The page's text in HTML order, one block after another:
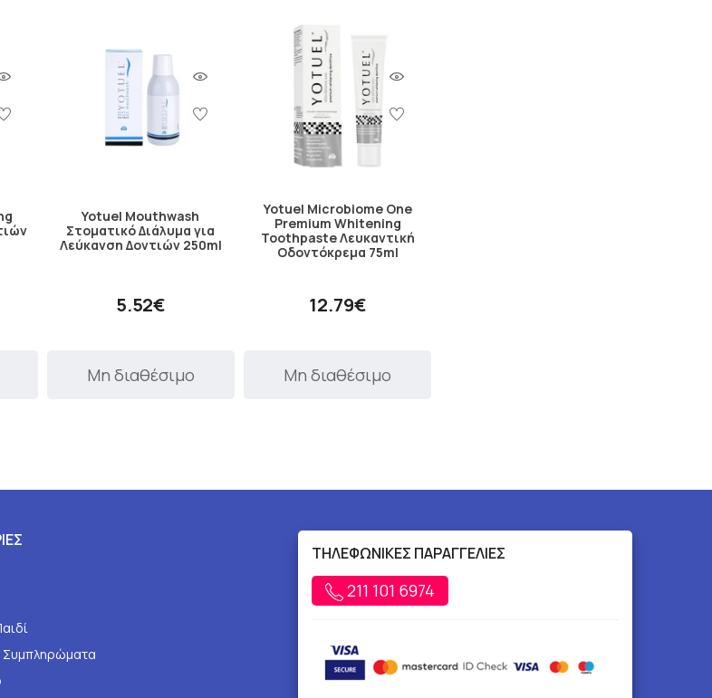
Yotuel Mouthwash
Στοματικό Διάλυμα για
Λεύκανση Δοντιών 250ml
5.52€
Μη διαθέσιμο
Yotuel Microbiome One
Premium Whitening
Toothpaste Λευκαντική
Οδοντόκρεμα 75ml
12.79€
Μη διαθέσιμο
Συμπληρώματα
ΤΗΛΕΦΩΝΙΚΕΣ ΠΑΡΑΓΓΕΛΙΕΣ
211 101 6974